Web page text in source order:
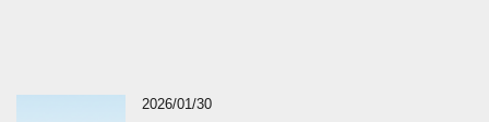
2026/01/30